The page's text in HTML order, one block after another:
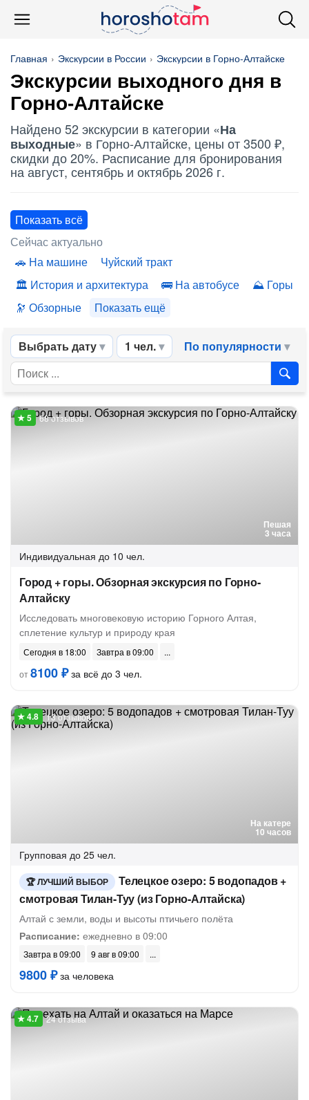
Главная Экскурсии в России Экскурсии в Горно-Алтайске
Экскурсии выходного дня в
Горно-Алтайске
Найдено 52 экскурсии в категории «На
выходные» в Горно-Алтайске, цены от 3500 ₽,
скидки до 20%. Расписание для бронирования
на август, сентябрь и октябрь 2026 г.
Показать всё
Сейчас актуально
На машине
Чуйский тракт
История и архитектура
На автобусе
Горы
Обзорные
Показать ещё
Выбрать дату 1 чел. По популярности
Пешая
3 часа
68 отзывов
Индивидуальная до 10 чел.
Город + горы. Обзорная экскурсия по Горно-
Алтайску
Исследовать многовековую историю Горного Алтая,
сплетение культур и природу края
Сегодня в 18:00
Завтра в 09:00
от8100 ₽за всё до 3 чел.
На катере
10 часов
13 отзывов
Групповая до 25 чел.
ЛУЧШИЙ ВЫБОР
Телецкое озеро: 5 водопадов +
смотровая Тилан-Туу (из Горно-Алтайска)
Алтай с земли, воды и высоты птичьего полёта
Расписание: ежедневно в 09:00
Завтра в 09:00 9 авг в 09:00
9800 ₽за человека
24 отзыва